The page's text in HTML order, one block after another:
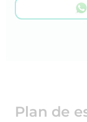
Plan de